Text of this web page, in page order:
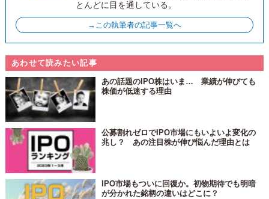
とんどに目を通している。
→この執筆者の記事一覧へ
あわせて読みたい記事
あの話題のIPO株はいま… 業績が伸びても
株価が低迷する理由
公募割れゼロでIPO市場にもいよいよ変化の
兆し？ あの注目株が伸び悩んだ理由とは
IPO市場もついに回復か。初物期待でも明暗
が分かれた銘柄の違いはどこに？